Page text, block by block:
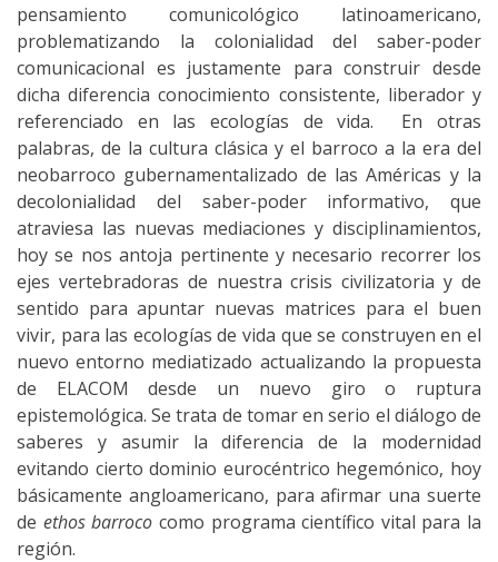
pensamiento comunicológico latinoamericano,
problematizando la colonialidad del saber-poder
comunicacional es justamente para construir desde
dicha diferencia conocimiento consistente, liberador y
referenciado en las ecologías de vida. En otras
palabras, de la cultura clásica y el barroco a la era del
neobarroco gubernamentalizado de las Américas y la
decolonialidad del saber-poder informativo, que
atraviesa las nuevas mediaciones y disciplinamientos,
hoy se nos antoja pertinente y necesario recorrer los
ejes vertebradoras de nuestra crisis civilizatoria y de
sentido para apuntar nuevas matrices para el buen
vivir, para las ecologías de vida que se construyen en el
nuevo entorno mediatizado actualizando la propuesta
de ELACOM desde un nuevo giro o ruptura
epistemológica. Se trata de tomar en serio el diálogo de
saberes y asumir la diferencia de la modernidad
evitando cierto dominio eurocéntrico hegemónico, hoy
básicamente angloamericano, para afirmar una suerte
de ethos barroco como programa científico vital para la
región.